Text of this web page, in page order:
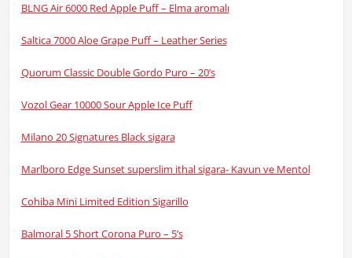
BLNG Air 6000 Red Apple Puff – Elma aromalı
Saltica 7000 Aloe Grape Puff – Leather Series
Quorum Classic Double Gordo Puro – 20’s
Vozol Gear 10000 Sour Apple Ice Puff
Milano 20 Signatures Black sigara
Marlboro Edge Sunset superslim ithal sigara- Kavun ve Mentol
Cohiba Mini Limited Edition Sigarillo
Balmoral 5 Short Corona Puro – 5’s